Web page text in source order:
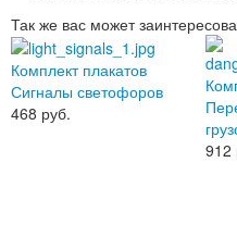
Так же вас может
Комплект плакатов
Сигналы светофоров
468 руб.
912